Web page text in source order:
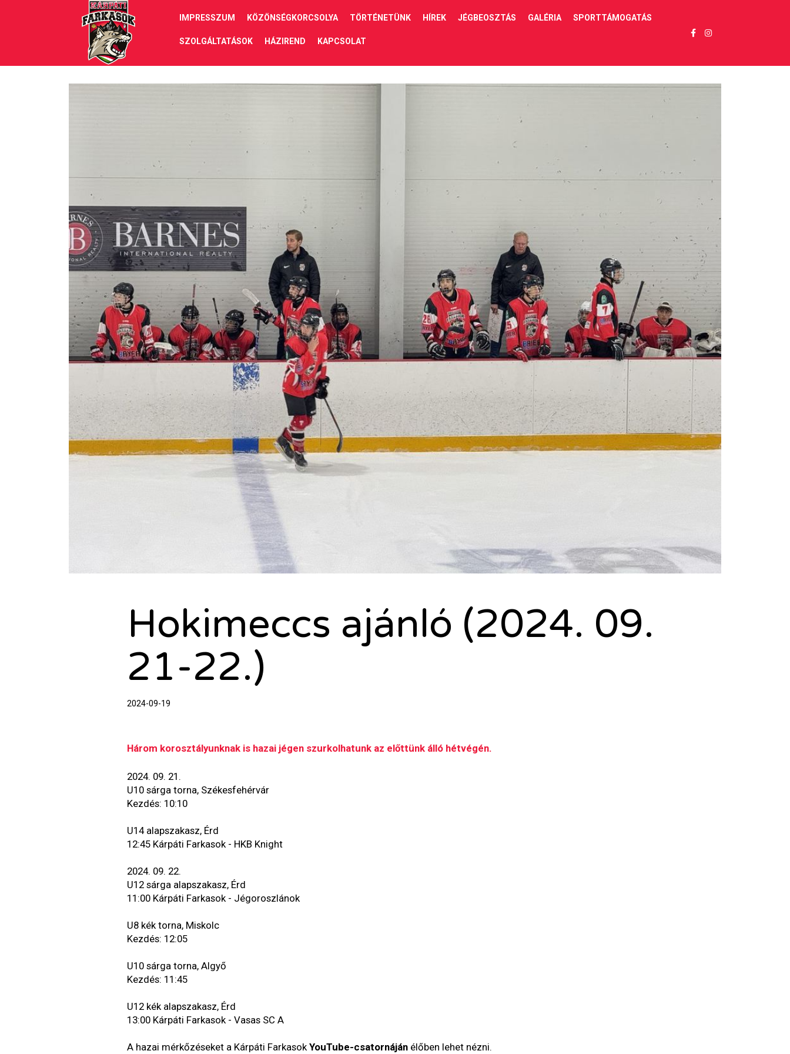
IMPRESSZUM KÖZÖNSÉGKORCSOLYA TÖRTÉNETÜNK HÍREK JÉGBEOSZTÁS GALÉRIA SPORTTÁMOGATÁS
SZOLGÁLTATÁSOK HÁZIREND KAPCSOLAT
Hokimeccs ajánló (2024. 09.
21-22.)
2024-09-19
Három korosztályunknak is hazai jégen szurkolhatunk az előttünk álló hétvégén.
2024. 09. 21.
U10 sárga torna, Székesfehérvár
Kezdés: 10:10
U14 alapszakasz, Érd
12:45 Kárpáti Farkasok - HKB Knight
2024. 09. 22.
U12 sárga alapszakasz, Érd
11:00 Kárpáti Farkasok - Jégoroszlánok
U8 kék torna, Miskolc
Kezdés: 12:05
U10 sárga torna, Algyő
Kezdés: 11:45
U12 kék alapszakasz, Érd
13:00 Kárpáti Farkasok - Vasas SC A
A hazai mérkőzéseket a Kárpáti Farkasok YouTube-csatornáján élőben lehet nézni.